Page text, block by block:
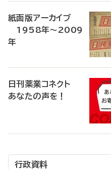
紙面版アーカイブ
1958年～2009
年
日刊薬業コネクト
あなたの声を！
行政資料